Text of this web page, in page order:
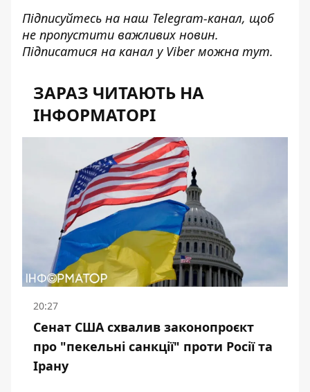
Підписуйтесь на наш Telegram-канал, щоб
не пропустити важливих новин.
Підписатися на канал у Viber можна тут.
ЗАРАЗ ЧИТАЮТЬ НА
ІНФОРМАТОРІ
20:27
Сенат США схвалив законопроєкт
про "пекельні санкції" проти Росії та
Ірану